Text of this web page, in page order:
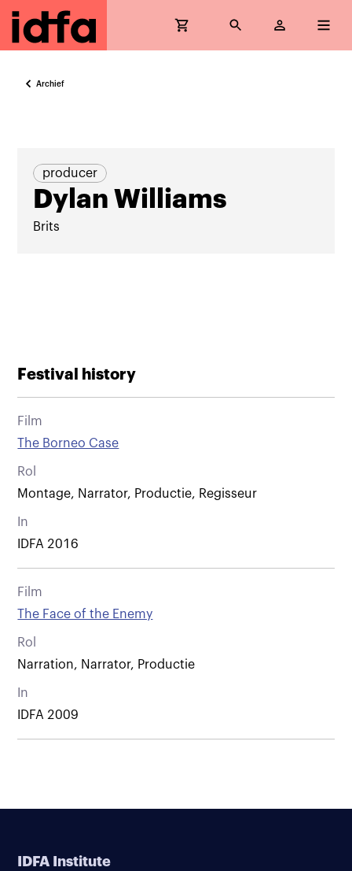
Archief
producer
Dylan Williams
Brits
Festival history
Film
The Borneo Case
Rol
Montage, Narrator, Productie, Regisseur
In
IDFA 2016
Film
The Face of the Enemy
Rol
Narration, Narrator, Productie
In
IDFA 2009
IDFA Institute